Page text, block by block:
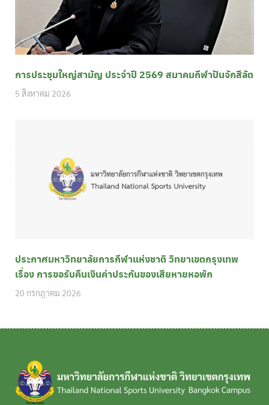
การประชุมใหญ่สามัญ ประจำปี 2569 สมาคมกีฬาปันจักสีลัต
5 สิงหาคม 2026
ประกาศมหาวิทยาลัยการกีฬาแห่งชาติ วิทยาเขตกรุงเทพ
เรื่อง การขอรับคืนเงินค่าประกันของเสียหายหอพัก
20 กรกฎาคม 2026